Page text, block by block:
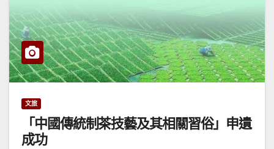
文旅
「中國傳統制茶技藝及其相關習俗」申遺
成功